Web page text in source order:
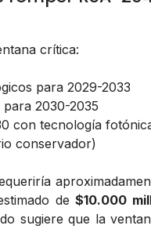
crítica:
para 2029-2033
para 2030-2035
con tecnología
conservador)
de$10.000
sugiere que la